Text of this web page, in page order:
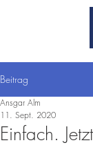
Beitrag
Einfach.
Ansgar Alm
11. Sept. 2020